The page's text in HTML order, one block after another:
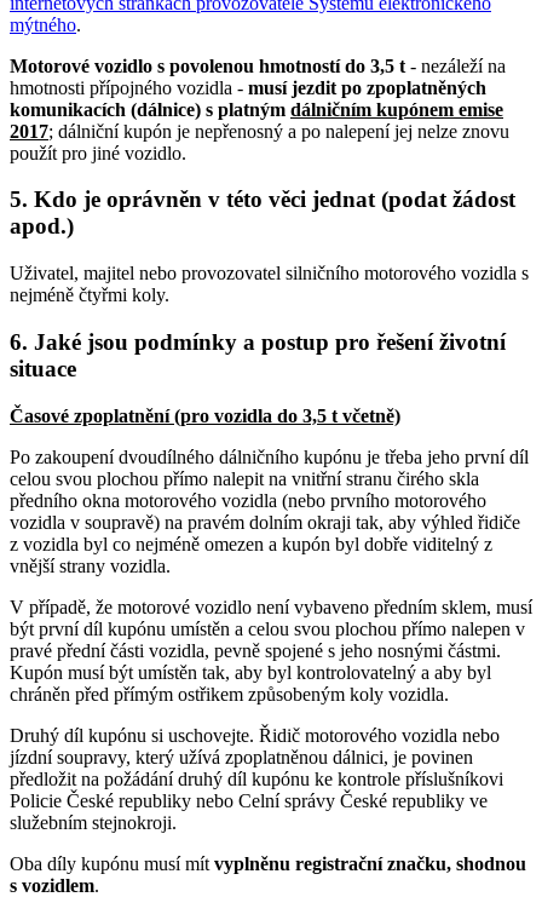
mýtného.
Motorové vozidlo s povolenou hmotností do 3,5 t - nezáleží na
hmotnosti přípojného vozidla - musí jezdit po zpoplatněných
komunikacích (dálnice) s platným dálničním kupónem emise
2017; dálniční kupón je nepřenosný a po nalepení jej nelze znovu
použít pro jiné vozidlo.
5. Kdo je oprávněn v této věci jednat (podat žádost
apod.)
Uživatel, majitel nebo provozovatel silničního motorového vozidla s
nejméně čtyřmi koly.
6. Jaké jsou podmínky a postup pro řešení životní
situace
Časové zpoplatnění (pro vozidla do 3,5 t včetně)
Po zakoupení dvoudílného dálničního kupónu je třeba jeho první díl
celou svou plochou přímo nalepit na vnitřní stranu čirého skla
předního okna motorového vozidla (nebo prvního motorového
vozidla v soupravě) na pravém dolním okraji tak, aby výhled řidiče
z vozidla byl co nejméně omezen a kupón byl dobře viditelný z
vnější strany vozidla.
V případě, že motorové vozidlo není vybaveno předním sklem, musí
být první díl kupónu umístěn a celou svou plochou přímo nalepen v
pravé přední části vozidla, pevně spojené s jeho nosnými částmi.
Kupón musí být umístěn tak, aby byl kontrolovatelný a aby byl
chráněn před přímým ostřikem způsobeným koly vozidla.
Druhý díl kupónu si uschovejte. Řidič motorového vozidla nebo
jízdní soupravy, který užívá zpoplatněnou dálnici, je povinen
předložit na požádání druhý díl kupónu ke kontrole příslušníkovi
Policie České republiky nebo Celní správy České republiky ve
služebním stejnokroji.
Oba díly kupónu musí mít vyplněnu registrační značku, shodnou
s vozidlem.